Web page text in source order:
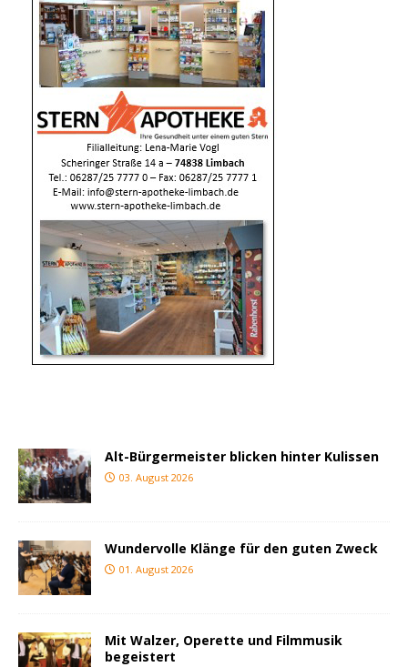
Alt-Bürgermeister blicken hinter Kulissen
03. August 2026
Wundervolle Klänge für den guten Zweck
01. August 2026
Mit Walzer, Operette und Filmmusik
begeistert